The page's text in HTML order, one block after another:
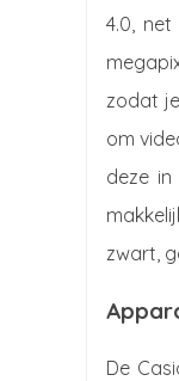
4.0,
zodat
om
deze
zwart,
De